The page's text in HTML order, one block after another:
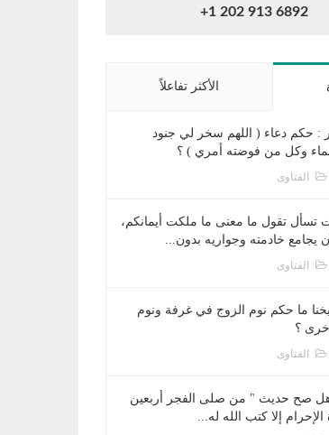
+1 202 913 6892
الأكثر تفاعلاً
: حكم دعاء ( اللهم سخر لي جنود
وكل من فوضته أمري ) ؟
الفتاوى
تسأل تقول ما معنى ما ملكت أيمانكم،
يجامع خادمته وجواريه بدون...
الفتاوى
ما حكم نوم الزوج في غرفة ونوم
؟
الفتاوى
هل صح حديث " من صلى الفجر أربعين
الإحرام إلا كتب الله له...